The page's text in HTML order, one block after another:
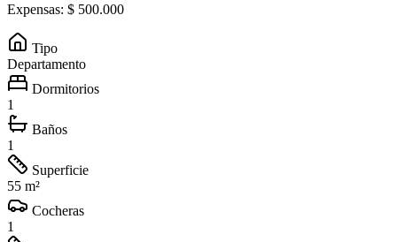
Expensas: $ 500.000
Tipo
Departamento
Dormitorios
1
Baños
1
Superficie
55 m²
Cocheras
1